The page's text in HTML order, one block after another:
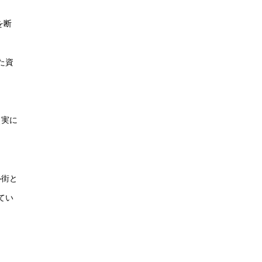
断
資
に
と
い